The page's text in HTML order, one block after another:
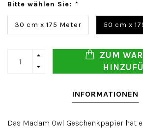
Bitte wählen Sie: *
30 cm x 175 Meter 50 cm x
ZUM
INFORMATIONEN
Das Madam Owl Geschenkpapier hat